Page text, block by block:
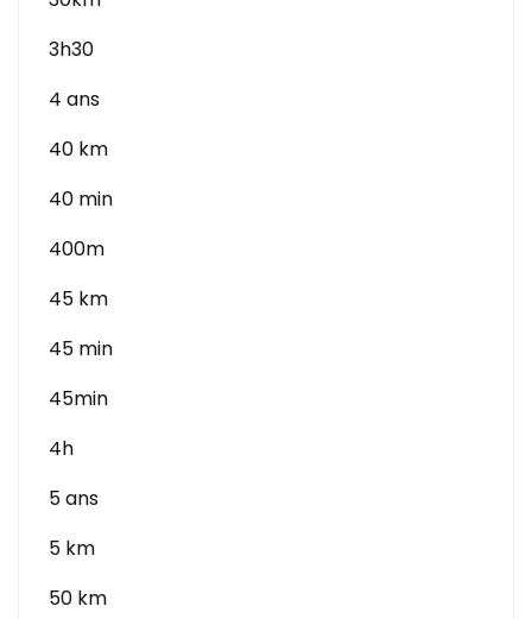
3h30
4 ans
40 km
40 min
400m
45 km
45 min
45min
4h
5 ans
5 km
50 km